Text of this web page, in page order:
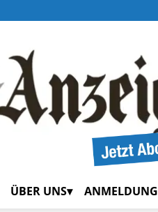
ÜBER UNS ANMELDUNG